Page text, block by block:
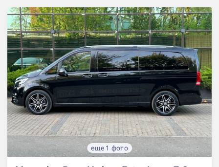
еще 1 фото